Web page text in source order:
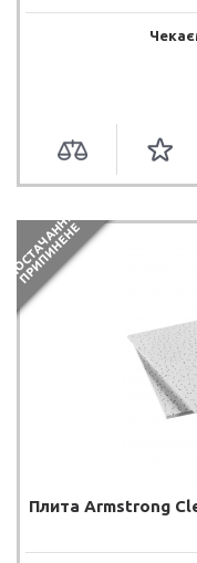
П
О
С
Т
А
Ч
А
Н
Н
Я
П
Р
И
П
И
Н
Е
Н
Е
Плита Armstrong